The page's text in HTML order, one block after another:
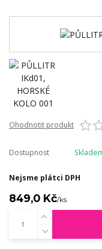
Ohodnotit produkt
Dostupnost
Nejsme plátci DPH
849,0 Kč/ks